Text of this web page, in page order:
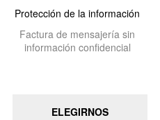
Protección de la información
Factura de mensajería sin
información confidencial
ELEGIRNOS